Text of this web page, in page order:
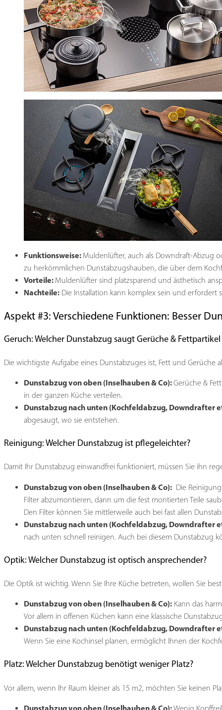
Funktionsweise: Muldenlüfter, auch als Downdraft-Abzug
zu herkömmlichen Dunstabzugshauben, die über dem
Vorteile: Muldenlüfter sind platzsparend und ästhetisch
Nachteile: Die Installation kann komplex sein und erfordert
Aspekt #3: Verschiedene Funktionen: Besser
Geruch: Welcher Dunstabzug saugt Gerüche & Fettpartikel
Die wichtigste Aufgabe eines Dunstabzuges ist, Fett und Gerüche
Dunstabzug von oben (Inselhauben & Co):Gerüche &
in der ganzen Küche verteilen.
Dunstabzug nach unten (Kochfeldabzug, Downdrafter
abgesaugt, wo sie entstehen.
Reinigung: Welcher Dunstabzug ist pflegeleichter?
Damit Ihr Dunstabzug einwandfrei funktioniert, müssen Sie ihn
Dunstabzug von oben (Inselhauben & Co): Die
Filter abzumontieren, dann um die fest montierten Teile
Den Filter können Sie mittlerweile auch bei fast allen
Dunstabzug nach unten (Kochfeldabzug, Downdrafter
nach unten schnell reinigen. Auch bei diesem Dunstabzug
Optik: Welcher Dunstabzug ist optisch ansprechender?
Die Optik ist wichtig. Wenn Sie Ihre Küche betreten, wollen Sie
Dunstabzug von oben (Inselhauben & Co): Kann das
Vor allem in offenen Küchen kann eine klassische
Dunstabzug nach unten (Kochfeldabzug, Downdrafter
Wenn Sie eine Kochinsel planen, ermöglicht Ihnen der
Platz: Welcher Dunstabzug benötigt weniger Platz?
Vor allem, wenn Ihr Raum kleiner als 15 m2, möchten Sie keinen
Dunstabzug von oben (Inselhauben & Co):Wenig